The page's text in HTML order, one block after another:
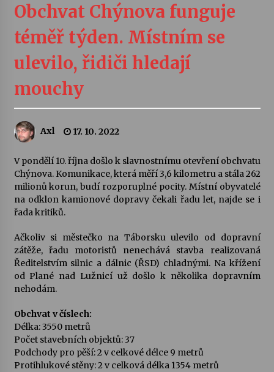
Vernisáž výstavy Josefíny Duškové: Stávám se
30. 7. 2026
Veselí muzikanti
šedesátka: 28. 7.–1. 8. 2026
Letní koncerty ve Stromovce: Kolchoz a
Jenakaši
28. 7. 2026
Votavžatský ploty
23. 7. 2026
Vysočinka
17. 7. 2026
Obchvat Chýnova funguje
téměř týden. Místním se
ulevilo, řidiči hledají
mouchy
Axl 17. 10. 2022
V pondělí 10. října došlo k slavnostnímu otevření obchvatu
Chýnova. Komunikace, která měří 3,6 kilometru a stála 262
milionů korun, budí rozporuplné pocity. Místní obyvatelé
na odklon kamionové dopravy čekali řadu let, najde se i
řada kritiků.
Ačkoliv si městečko na Táborsku ulevilo od dopravní
zátěže, řadu motoristů nenechává stavba realizovaná
Ředitelstvím silnic a dálnic (ŘSD) chladnými. Na křížení
od Plané nad Lužnicí už došlo k několika dopravním
nehodám.
Obchvat v číslech:
Délka: 3550 metrů
Počet stavebních objektů: 37
Podchody pro pěší: 2 v celkové délce 9 metrů
Protihlukové stěny: 2 v celková délka 1354 metrů